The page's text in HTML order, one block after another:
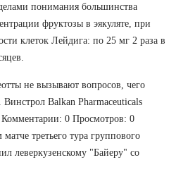
понимания большинства
фруктозы в эякуляте, при
клеток Лейдига: по 25 мг 2 раза в
не вызывают вопросов, чего
Винстрол Balkan Pharmaceuticals
0 Просмотров: 0
третьего тура группового
леверкузенскому "Байеру" со